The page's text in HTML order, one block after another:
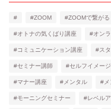
# #ZOOM #ZOOMで繋がる
#オトナの気くばり講座 #オン
#コミュニケーション講座 #ス
#セミナー講師 #セルフイメージ
#マナー講座 #メンタル #メ
#モーニングセミナー #レベル